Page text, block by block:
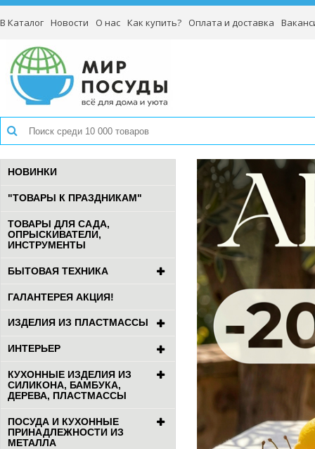
В Каталог Новости О нас Как купить? Оплата и доставка
НОВИНКИ
"ТОВАРЫ К ПРАЗДНИКАМ"
ТОВАРЫ ДЛЯ САДА,
ОПРЫСКИВАТЕЛИ,
ИНСТРУМЕНТЫ
БЫТОВАЯ ТЕХНИКА
ГАЛАНТЕРЕЯ АКЦИЯ!
ИЗДЕЛИЯ ИЗ ПЛАСТМАССЫ
ИНТЕРЬЕР
КУХОННЫЕ ИЗДЕЛИЯ ИЗ
СИЛИКОНА, БАМБУКА,
ДЕРЕВА, ПЛАСТМАССЫ
ПОСУДА И КУХОННЫЕ
ПРИНАДЛЕЖНОСТИ ИЗ
МЕТАЛЛА